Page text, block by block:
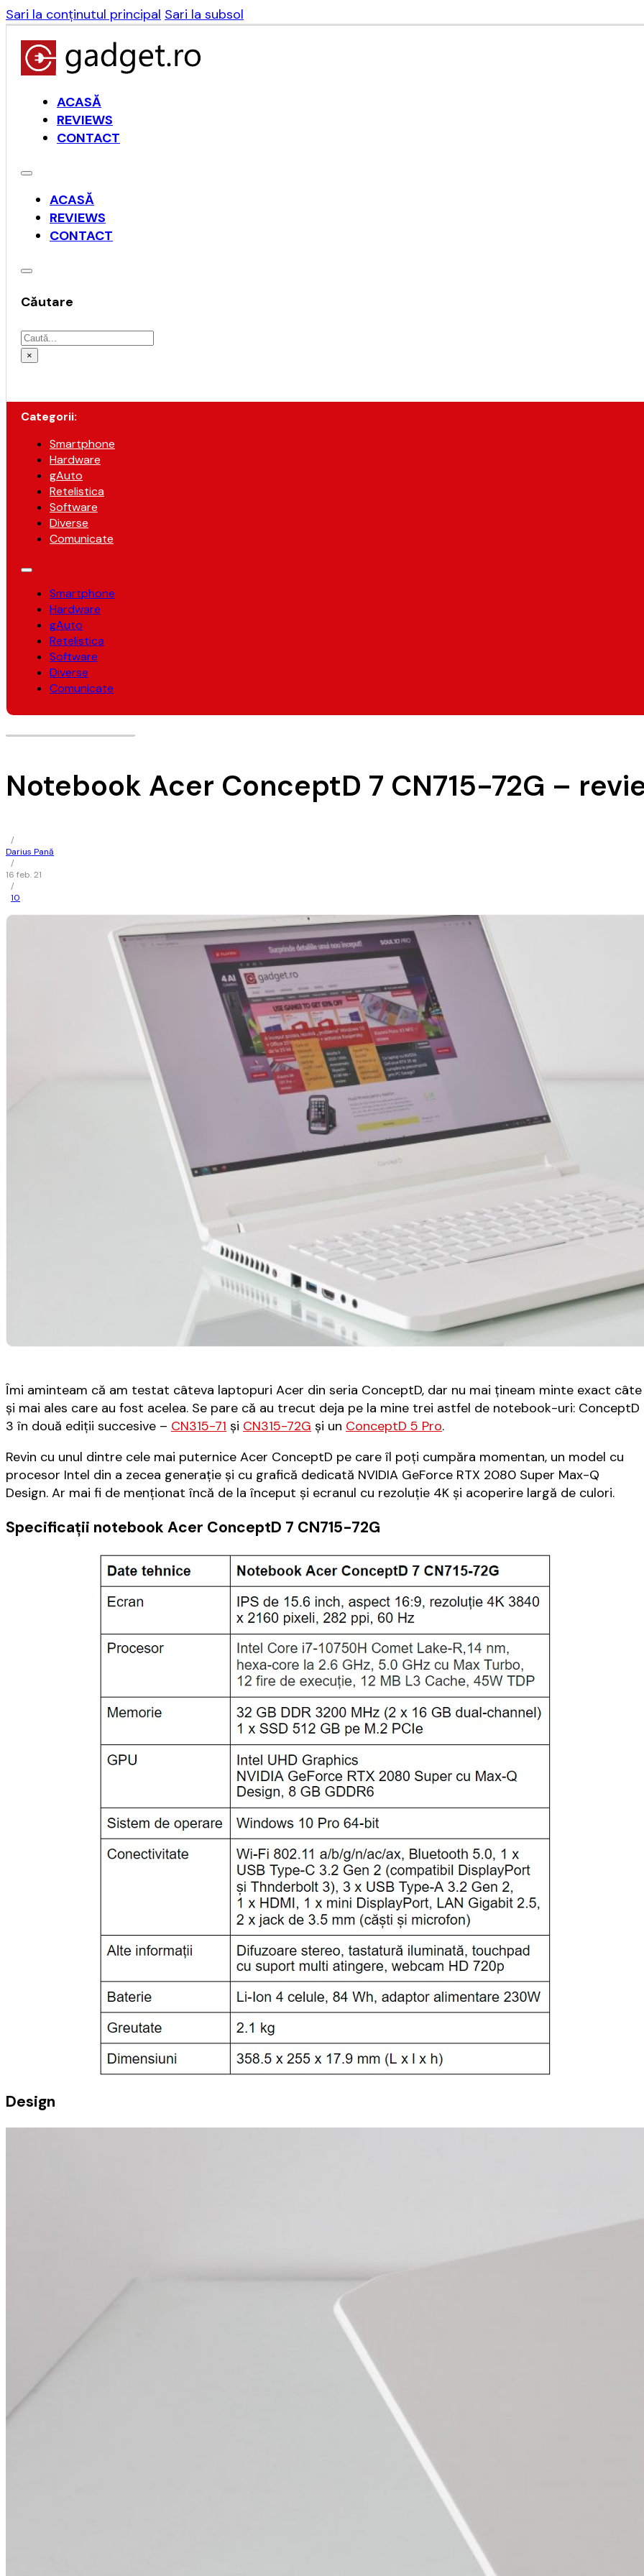
Sari la conținutul principal Sari la subsol
ACASĂ
REVIEWS
CONTACT
ACASĂ
REVIEWS
CONTACT
Căutare
Caută
×
Categorii:
Smartphone
Hardware
gAuto
Retelistica
Software
Diverse
Comunicate
Smartphone
Hardware
gAuto
Retelistica
Software
Diverse
Comunicate
Notebook Acer ConceptD 7 CN715-72G –
/
Darius Pană
/
16 feb. 21
/
10
Îmi aminteam că am testat câteva laptopuri Acer din seria ConceptD, dar nu mai țineam minte exact câte
și mai ales care au fost acelea. Se pare că au trecut deja pe la mine trei astfel de notebook-uri: ConceptD
3 în două ediții succesive – CN315-71 și CN315-72G și un ConceptD 5 Pro.
Revin cu unul dintre cele mai puternice Acer ConceptD pe care îl poți cumpăra momentan, un model cu
procesor Intel din a zecea generație și cu grafică dedicată NVIDIA GeForce RTX 2080 Super Max-Q
Design. Ar mai fi de menționat încă de la început și ecranul cu rezoluție 4K și acoperire largă de culori.
Specificații notebook Acer ConceptD 7 CN715-72G
Design